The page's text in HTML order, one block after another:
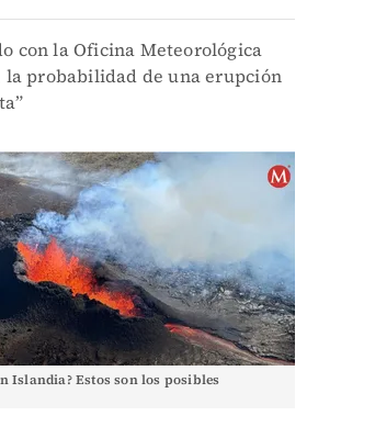
con la Oficina Meteorológica
la probabilidad de una erupción
Islandia? Estos son los posibles